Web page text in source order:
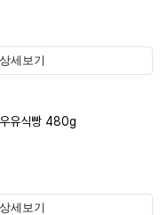
상세보기
유식빵 480g
상세보기